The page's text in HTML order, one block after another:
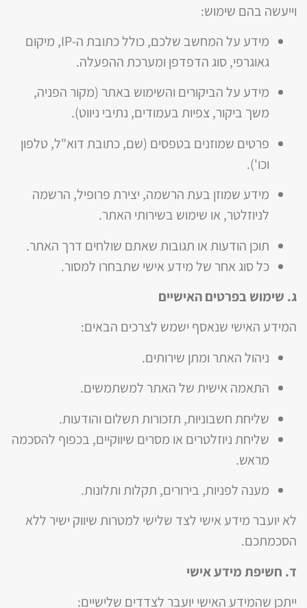
וייעשה בהם שימוש:
מידע על המחשב שלכם, כולל כתובת ה-IP, מיקום
גאוגרפי, סוג הדפדפן ומערכת ההפעלה.
מידע על הביקורים והשימוש באתר (מקור הפניה,
משך ביקור, צפיות בעמודים, נתיבי ניווט).
פרטים שמוזנים בטפסים (שם, כתובת דוא"ל, טלפון
וכו').
מידע שמוזן בעת הרשמה, יצירת פרופיל, הרשמה
לניוזלטר, או שימוש בשירותי האתר.
תוכן הודעות או תגובות שאתם שולחים דרך האתר.
כל סוג אחר של מידע אישי שתבחרו למסור.
ג. שימוש בפרטים האישיים
המידע האישי שנאסף ישמש לצרכים הבאים:
ניהול האתר ומתן שירותים.
התאמה אישית של האתר למשתמשים.
שליחת חשבוניות, תזכורות תשלום והודעות.
שליחת ניוזלטרים או מסרים שיווקיים, בכפוף להסכמה
מראש.
מענה לפניות, בירורים, תקלות ותלונות.
לא יועבר מידע אישי לצד שלישי למטרות שיווק ישיר ללא
הסכמתכם.
ד. חשיפת מידע אישי
ייתכן שהמידע האישי יועבר לצדדים שלישיים: